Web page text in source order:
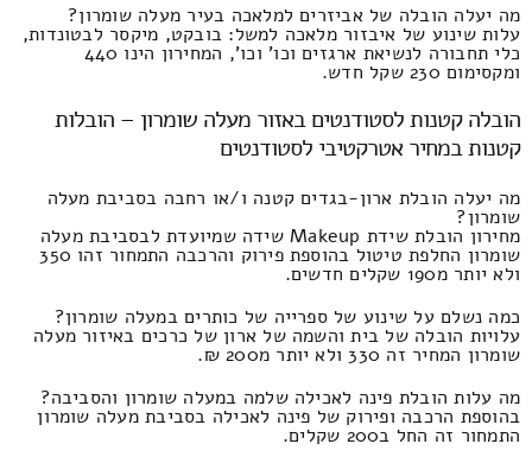
מה יעלה הובלה של אביזרים למלאכה בעיר מעלה שומרון?
עלות שינוע של איבזור מלאכה למשל: בובקט, מיקסר לבטונדות,
כלי תחבורה לנשיאת ארגזים וכו' וכו', המחירון הינו 440
ומקסימום 230 שקל חדש.
הובלה קטנות לסטודנטים באזור מעלה שומרון – הובלות
קטנות במחיר אטרקטיבי לסטודנטים
מה יעלה הובלת ארון-בגדים קטנה ו/או רחבה בסביבת מעלה
שומרון?
מחירון הובלת שידת Makeup שידה שמיועדת לבסביבת מעלה
שומרון החלפת טיטול בהוספת פירוק והרכבה התמחור זהו 350
ולא יותר מ190 שקלים חדשים.
כמה נשלם על שינוע של ספרייה של כותרים במעלה שומרון?
עלויות הובלה של בית והשמה של ארון של כרכים באיזור מעלה
שומרון המחיר זה 330 ולא יותר מ200 ₪.
מה עלות הובלת פינה לאכילה שלמה במעלה שומרון והסביבה?
בהוספת הרכבה ופירוק של פינה לאכילה בסביבת מעלה שומרון
התמחור זה החל ב200 שקלים.